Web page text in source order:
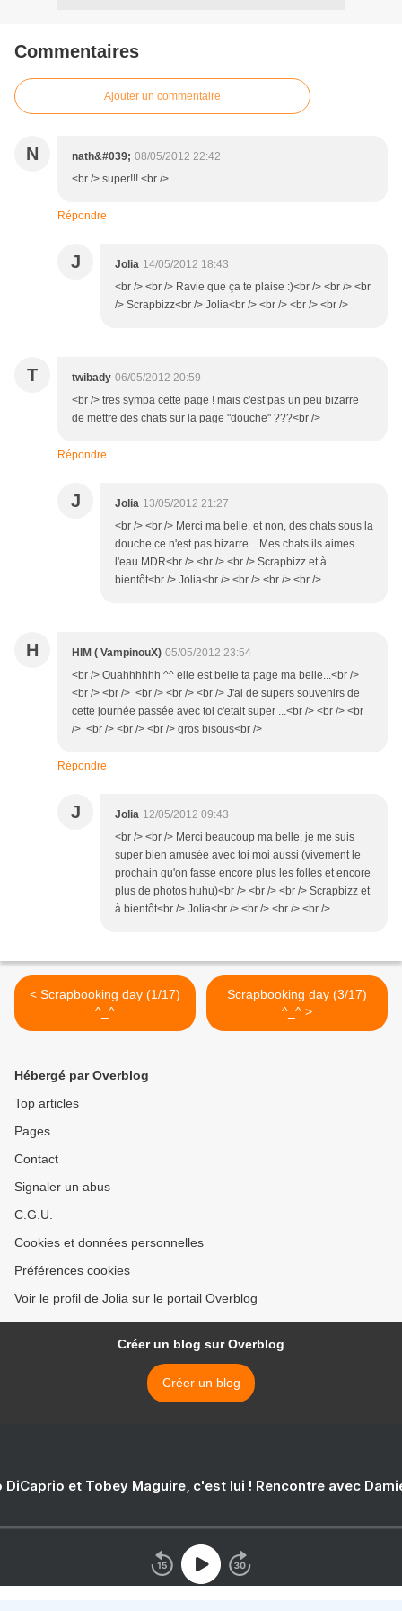
Commentaires
Ajouter un commentaire
N nath&#039; 08/05/2012 22:42
<br /> super!!! <br />
Répondre
J Jolia 14/05/2012 18:43
<br /> <br /> Ravie que ça te plaise :)<br /> <br /> <br
/> Scrapbizz<br /> Jolia<br /> <br /> <br /> <br />
T twibady 06/05/2012 20:59
<br /> tres sympa cette page ! mais c'est pas un peu bizarre
de mettre des chats sur la page "douche" ???<br />
Répondre
J Jolia 13/05/2012 21:27
<br /> <br /> Merci ma belle, et non, des chats sous la
douche ce n'est pas bizarre... Mes chats ils aimes
l'eau MDR<br /> <br /> <br /> Scrapbizz et à
bientôt<br /> Jolia<br /> <br /> <br /> <br />
H HIM ( VampinouX) 05/05/2012 23:54
<br /> Ouahhhhhh ^^ elle est belle ta page ma belle...<br />
<br /> <br /> <br /> <br /> <br /> J'ai de supers souvenirs de
cette journée passée avec toi c'etait super ...<br /> <br /> <br
/> <br /> <br /> <br /> gros bisous<br />
Répondre
J Jolia 12/05/2012 09:43
<br /> <br /> Merci beaucoup ma belle, je me suis
super bien amusée avec toi moi aussi (vivement le
prochain qu'on fasse encore plus les folles et encore
plus de photos huhu)<br /> <br /> <br /> Scrapbizz et
à bientôt<br /> Jolia<br /> <br /> <br /> <br />
< Scrapbooking day (1/17)
^_^
Scrapbooking day (3/17)
^_^ >
Hébergé par Overblog
Top articles
Pages
Contact
Signaler un abus
C.G.U.
Cookies et données personnelles
Préférences cookies
Voir le profil de Jolia sur le portail Overblog
Créer un blog sur Overblog
Créer un blog
DiCaprio et Tobey Maguire, c'est lui ! Rencontre avec